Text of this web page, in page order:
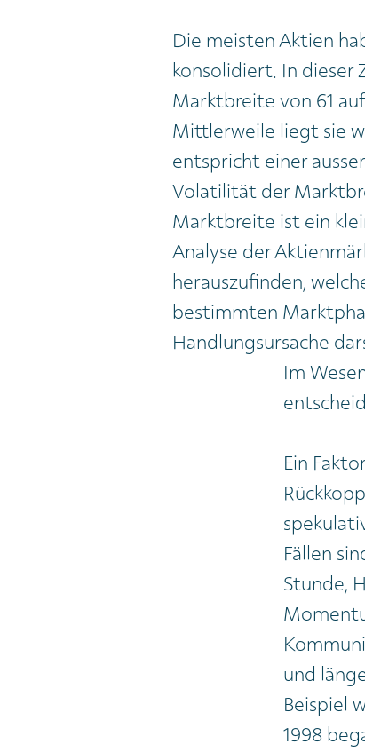
Die meisten Aktien
konsolidiert. In dieser
Marktbreite von 61
Mittlerweile liegt sie
entspricht einer
Volatilität der
Marktbreite ist ein
Analyse der
herauszufinden,
bestimmten
Handlungsursache
Im
Ein
Fällen
Stunde,
und
Beispiel
1998